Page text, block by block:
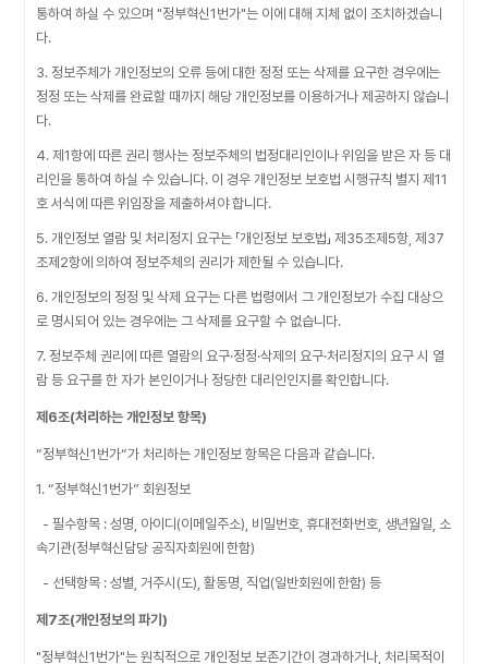
통하여 하실 수 있으며 "정부혁신1번가"는 이에 대해 지체 없이 조치하겠습니
다.
3. 정보주체가 개인정보의 오류 등에 대한 정정 또는 삭제를 요구한 경우에는
정정 또는 삭제를 완료할 때까지 해당 개인정보를 이용하거나 제공하지 않습니
다.
4. 제1항에 따른 권리 행사는 정보주체의 법정대리인이나 위임을 받은 자 등 대
리인을 통하여 하실 수 있습니다. 이 경우 개인정보 보호법 시행규칙 별지 제11
호 서식에 따른 위임장을 제출하셔야 합니다.
5. 개인정보 열람 및 처리정지 요구는 「개인정보 보호법」 제35조제5항, 제37
조제2항에 의하여 정보주체의 권리가 제한될 수 있습니다.
6. 개인정보의 정정 및 삭제 요구는 다른 법령에서 그 개인정보가 수집 대상으
로 명시되어 있는 경우에는 그 삭제를 요구할 수 없습니다.
7. 정보주체 권리에 따른 열람의 요구·정정·삭제의 요구·처리정지의 요구 시 열
람 등 요구를 한 자가 본인이거나 정당한 대리인인지를 확인합니다.
제6조(처리하는 개인정보 항목)
“정부혁신1번가“가 처리하는 개인정보 항목은 다음과 같습니다.
1. “정부혁신1번가” 회원정보
- 필수항목 : 성명, 아이디(이메일주소), 비밀번호, 휴대전화번호, 생년월일, 소
속기관(정부혁신담당 공직자회원에 한함)
- 선택항목 : 성별, 거주시(도), 활동명, 직업(일반회원에 한함) 등
제7조(개인정보의 파기)
"정부혁신1번가"는 원칙적으로 개인정보 보존기간이 경과하거나, 처리목적이